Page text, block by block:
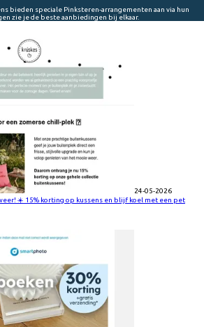
bieden speciale Pinksteren-arrangementen aan via hun
zie je de beste aanbiedingen bij elkaar.
24-05-2026
☀️ 15% korting op kussens en blijf koel met een pet